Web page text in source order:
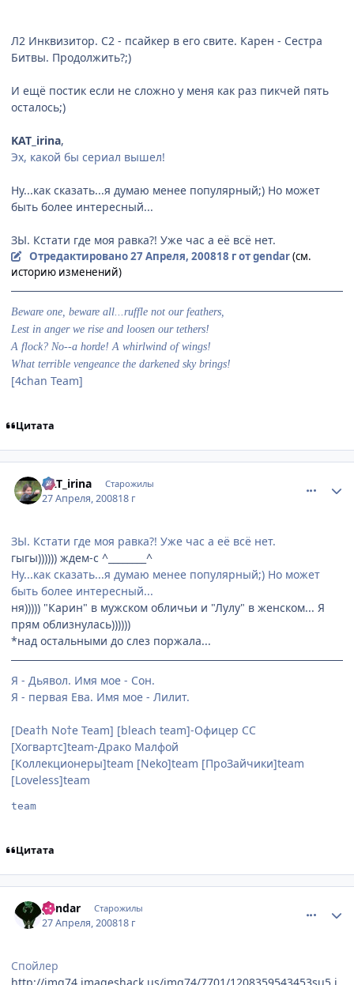
Л2 Инквизитор. С2 - псайкер в его свите. Карен - Сестра
Битвы. Продолжить?;)
И ещё постик если не сложно у меня как раз пикчей пять
осталось;)
KAT_irina,
Эх, какой бы сериал вышел!
Ну...как сказать...я думаю менее популярный;) Но может
быть более интересный...
ЗЫ. Кстати где моя равка?! Уже час а её всё нет.
Отредактировано27 Апреля, 200818 гот gendar(см.
историю изменений)
Beware one, beware all...ruffle not our feathers,
Lest in anger we rise and loosen our tethers!
A flock? No--a horde! A whirlwind of wings!
What terrible vengeance the darkened sky brings!
[4chan Team]
Цитата
KAT_irina Старожилы
27 Апреля, 200818 г
ЗЫ. Кстати где моя равка?! Уже час а её всё нет.
гыгы)))))) ждем-с ^________^
Ну...как сказать...я думаю менее популярный;) Но может
быть более интересный...
ня))))) "Карин" в мужском обличьи и "Лулу" в женском... Я
прям облизнулась))))))
*над остальными до слез поржала...
Я - Дьявол. Имя мое - Сон.
Я - первая Ева. Имя мое - Лилит.
[Dea†h No†e Team] [bleach team]-Офицер СС
[Хогвартс]team-Драко Малфой
[Коллекционеры]team [Neko]team [ПроЗайчики]team
[Loveless]team
team
Цитата
gendar Старожилы
27 Апреля, 200818 г
Спойлер
http://img74.imageshack.us/img74/7701/1208359543453su5.j